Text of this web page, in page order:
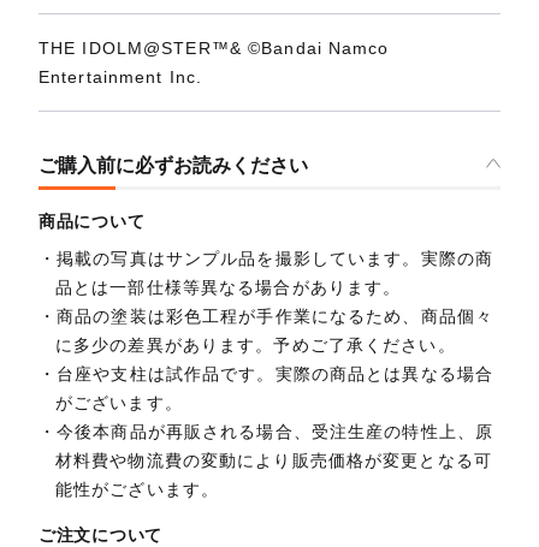
THE IDOLM@STER™& ©Bandai Namco
Entertainment Inc.
ご購入前に必ずお読みください
商品について
掲載の写真はサンプル品を撮影しています。実際の商
品とは一部仕様等異なる場合があります。
商品の塗装は彩色工程が手作業になるため、商品個々
に多少の差異があります。予めご了承ください。
台座や支柱は試作品です。実際の商品とは異なる場合
がございます。
今後本商品が再販される場合、受注生産の特性上、原
材料費や物流費の変動により販売価格が変更となる可
能性がございます。
ご注文について